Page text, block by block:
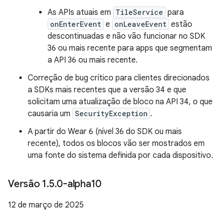
As APIs atuais em TileService para
onEnterEvent e onLeaveEvent estão
descontinuadas e não vão funcionar no SDK
36 ou mais recente para apps que segmentam
a API 36 ou mais recente.
Correção de bug crítico para clientes direcionados
a SDKs mais recentes que a versão 34 e que
solicitam uma atualização de bloco na API 34, o que
causaria um SecurityException .
A partir do Wear 6 (nível 36 do SDK ou mais
recente), todos os blocos vão ser mostrados em
uma fonte do sistema definida por cada dispositivo.
Versão 1.5.0-alpha10
12 de março de 2025